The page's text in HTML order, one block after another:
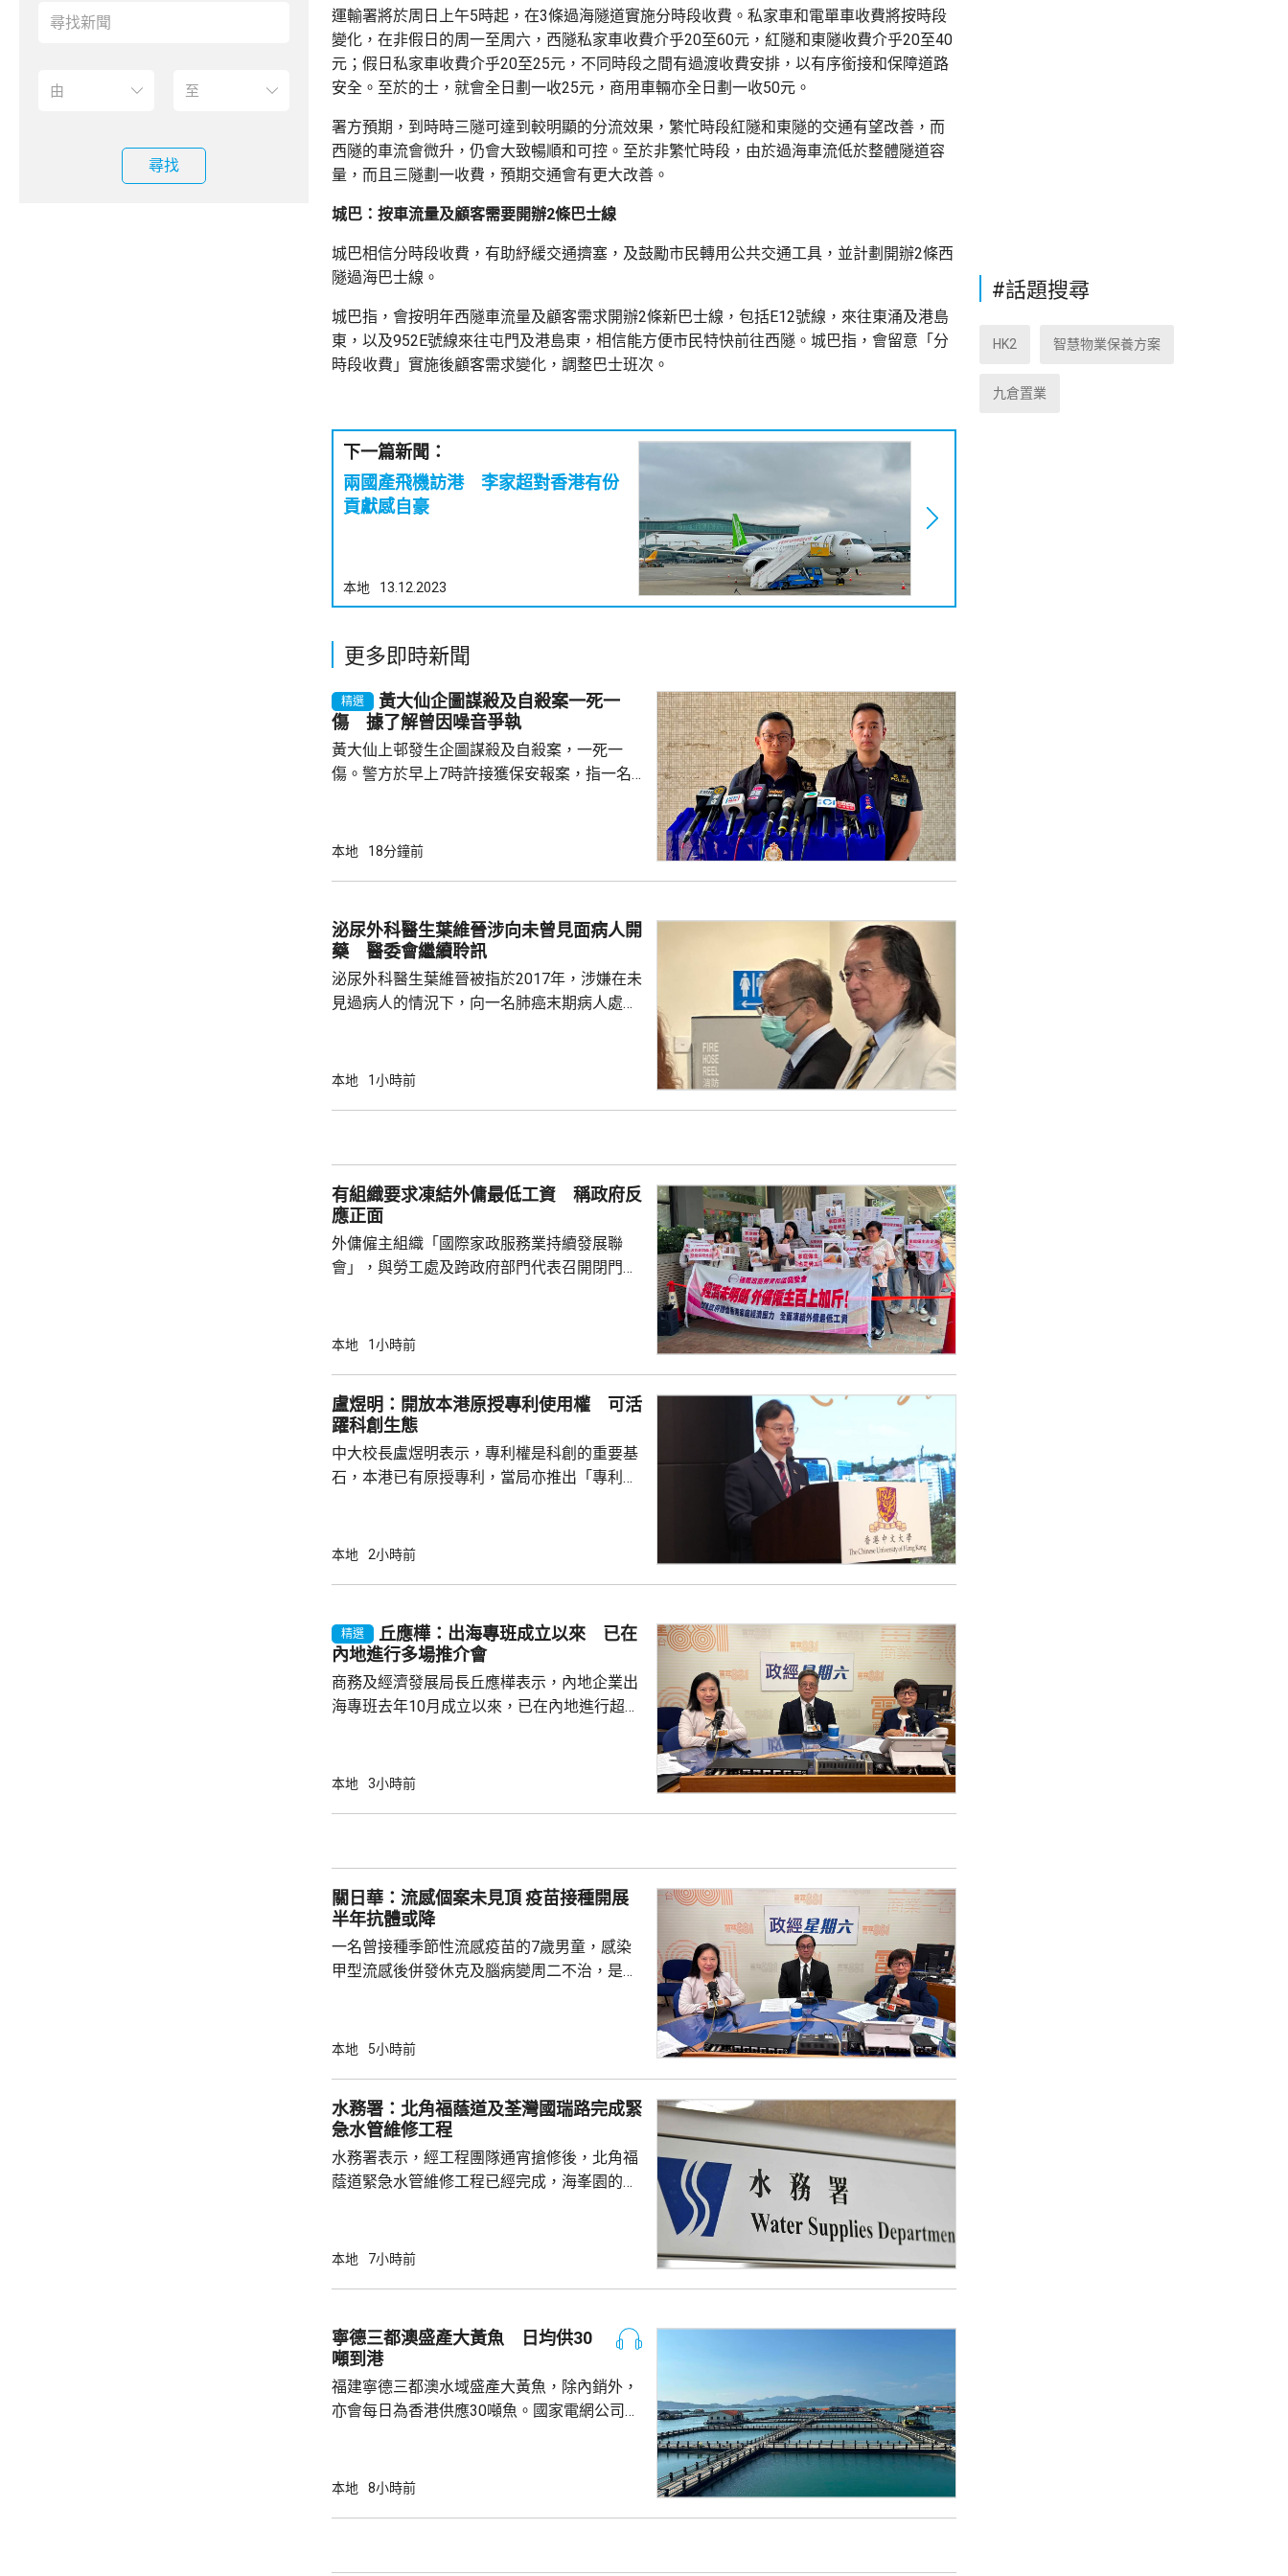
尋找
運輸署將於周日上午5時起，在3條過海隧道實施分時段收費。私家車和電單車收費將按時段
變化，在非假日的周一至周六，西隧私家車收費介乎20至60元，紅隧和東隧收費介乎20至40
元；假日私家車收費介乎20至25元，不同時段之間有過渡收費安排，以有序銜接和保障道路
安全。至於的士，就會全日劃一收25元，商用車輛亦全日劃一收50元。
署方預期，到時時三隧可達到較明顯的分流效果，繁忙時段紅隧和東隧的交通有望改善，而
西隧的車流會微升，仍會大致暢順和可控。至於非繁忙時段，由於過海車流低於整體隧道容
量，而且三隧劃一收費，預期交通會有更大改善。
城巴：按車流量及顧客需要開辦2條巴士線
城巴相信分時段收費，有助紓緩交通擠塞，及鼓勵市民轉用公共交通工具，並計劃開辦2條西
隧過海巴士線。
城巴指，會按明年西隧車流量及顧客需求開辦2條新巴士線，包括E12號線，來往東涌及港島
東，以及952E號線來往屯門及港島東，相信能方便市民特快前往西隧。城巴指，會留意「分
時段收費」實施後顧客需求變化，調整巴士班次。
下一篇新聞：
兩國產飛機訪港 李家超對香港有份
貢獻感自豪
本地 13.12.2023
更多即時新聞
精選
黃大仙企圖謀殺及自殺案一死一
傷 據了解曾因噪音爭執
黃大仙上邨發生企圖謀殺及自殺案，一死一
傷。警方於早上7時許接獲保安報案，指一名
上有刀傷及流血；他當時清醒，能說得出襲擊
倒臥在昭善樓對開地面，懷疑由高處墮下，當
場證實不治。 警察調查發現，在傷者進入升降
機約20秒到達另一層後，疑兇進入升降...
本地 18分鐘前
泌尿外科醫生葉維晉涉向未曾見面病人開
藥 醫委會繼續聆訊
泌尿外科醫生葉維晉被指於2017年，涉嫌在未
見過病人的情況下，向一名肺癌末期病人處方
今日繼續傳召證人。 葉維晉作供時指，通常病
問診。葉維晉當時強調診所不是賣藥，堅持要
會見病人，只是在妹妹拒絕後，他只...
本地 1小時前
有組織要求凍結外傭最低工資 稱政府反
應正面
外傭僱主組織「國際家政服務業持續發展聯
會」，與勞工處及跨政府部門代表召開閉門會
並保持與持份者溝通。 國際家政服務業持續發
結最低工資及膳食津貼。組織指，雖然外傭現
時最低工資為5100元，不過連同免費住宿、水
電煤及膳食等費用，僱主每月實...
本地 1小時前
盧煜明：開放本港原授專利使用權 可活
躍科創生態
中大校長盧煜明表示，專利權是科創的重要基
石，本港已有原授專利，當局亦推出「專利
使用，相信會有更多人來港申請專利，活躍本
產出獨角獸企業，必須依賴其他市場，例如大
灣區，及解決專利權方面弱點。盧煜明表示，
本地 2小時前
精選
丘應樺：出海專班成立以來 已在
內地進行多場推介會
商務及經濟發展局長丘應樺表示，內地企業出
海專班去年10月成立以來，已在內地進行超過
時，亦已帶同內地及香港企業隨團，簽訂96份
總部或公司，並在香港作籌融資，相信對香港
整體經濟有幫助，他下周出訪馬來...
本地 3小時前
關日華：流感個案未見頂 疫苗接種開展
半年抗體或降
一名曾接種季節性流感疫苗的7歲男童，感染
甲型流感後併發休克及腦病變周二不治，是本
系名譽臨床副教授關日華認為是個別事件，形
的抗體會降低，亦要視乎病人本身有否先天性
問題，令免疫力減弱。 衞生防護中心指截至7
月底，錄得12名兒童流感引發嚴重併發症...
本地 5小時前
水務署：北角福蔭道及荃灣國瑞路完成緊
急水管維修工程
水務署表示，經工程團隊通宵搶修後，北角福
蔭道緊急水管維修工程已經完成，海峯園的食
應於凌晨4時起陸續恢復正常。
本地 7小時前
寧德三都澳盛產大黃魚 日均供30
噸到港
福建寧德三都澳水域盛產大黃魚，除內銷外，
亦會每日為香港供應30噸魚。國家電網公司就
萬 要求研發大黃魚人工繁殖技術 福建位於中
本地 8小時前
#話題搜尋
HK2 智慧物業保養方案
九倉置業